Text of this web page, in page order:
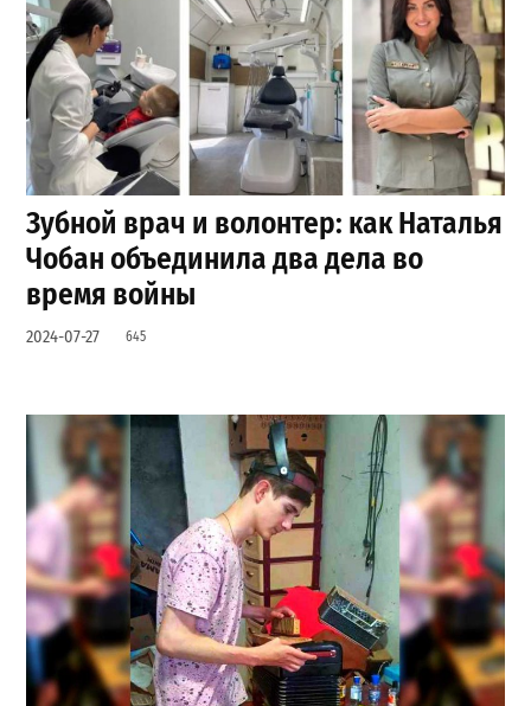
Зубной врач и волонтер: как Наталья
Чобан объединила два дела во
время войны
2024-07-27 645